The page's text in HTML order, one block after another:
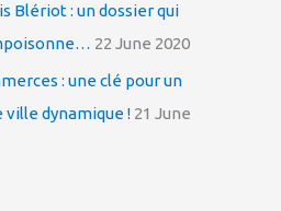
Blériot : un dossier qui
22 June 2020
: une clé pour un
ville dynamique ! 21 June